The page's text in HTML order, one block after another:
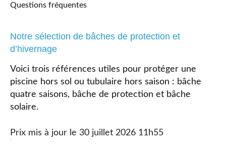
Questions fréquentes
Notre sélection de bâches de protection et
d’hivernage
Voici trois références utiles pour protéger une
piscine hors sol ou tubulaire hors saison : bâche
quatre saisons, bâche de protection et bâche
solaire.
30 juillet 2026 11h55